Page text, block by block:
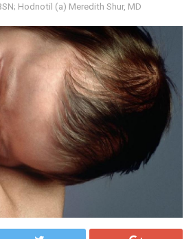
Hodnotil (a) Meredith Shur, MD